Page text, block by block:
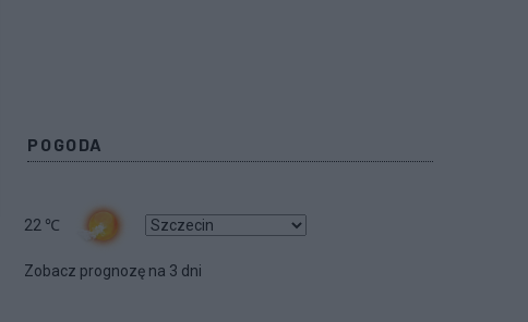
POGODA
22 ℃
Zobacz prognozę na 3 dni